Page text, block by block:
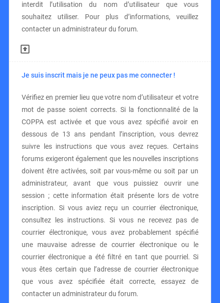
interdit l’utilisation du nom d’utilisateur que vous
souhaitez utiliser. Pour plus d’informations, veuillez
contacter un administrateur du forum.
Je suis inscrit mais je ne peux pas me connecter !
Vérifiez en premier lieu que votre nom d’utilisateur et votre
mot de passe soient corrects. Si la fonctionnalité de la
COPPA est activée et que vous avez spécifié avoir en
dessous de 13 ans pendant l’inscription, vous devrez
suivre les instructions que vous avez reçues. Certains
forums exigeront également que les nouvelles inscriptions
doivent être activées, soit par vous-même ou soit par un
administrateur, avant que vous puissiez ouvrir une
session ; cette information était présente lors de votre
inscription. Si vous aviez reçu un courrier électronique,
consultez les instructions. Si vous ne recevez pas de
courrier électronique, vous avez probablement spécifié
une mauvaise adresse de courrier électronique ou le
courrier électronique a été filtré en tant que pourriel. Si
vous êtes certain que l’adresse de courrier électronique
que vous avez spécifiée était correcte, essayez de
contacter un administrateur du forum.